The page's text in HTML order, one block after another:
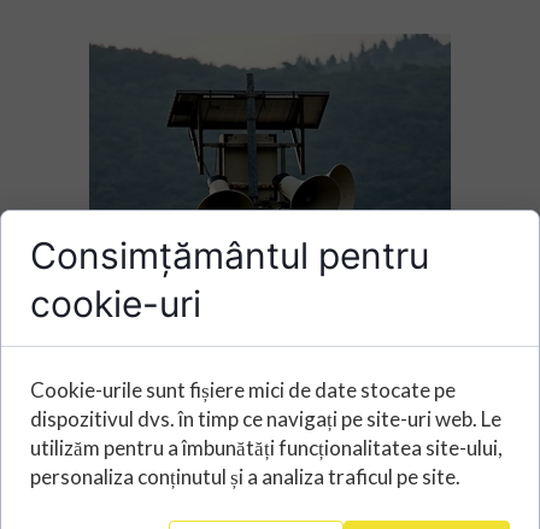
Anul 3 2023-2024
Anul I 2021-2022
Consimțământul pentru
cookie-uri
Cookie-urile sunt fișiere mici de date stocate pe
dispozitivul dvs. în timp ce navigați pe site-uri web. Le
utilizăm pentru a îmbunătăți funcționalitatea site-ului,
personaliza conținutul și a analiza traficul pe site.